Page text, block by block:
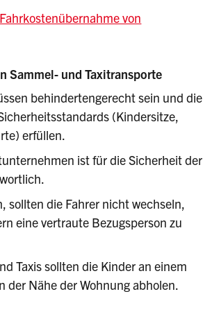
von
Sammel- und Taxitransporte
behindertengerecht sein und die
(Kindersitze,
erfüllen.
ist für die Sicherheit der
sollten die Fahrer nicht wechseln,
eine vertraute Bezugsperson zu
Taxis sollten die Kinder an einem
der Nähe der Wohnung abholen.